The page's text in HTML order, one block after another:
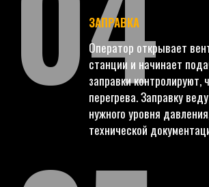
ЗАПРАВКА
Оператор открывает
станции и начинает
заправки контролируют,
перегрева. Заправку
нужного уровня
технической